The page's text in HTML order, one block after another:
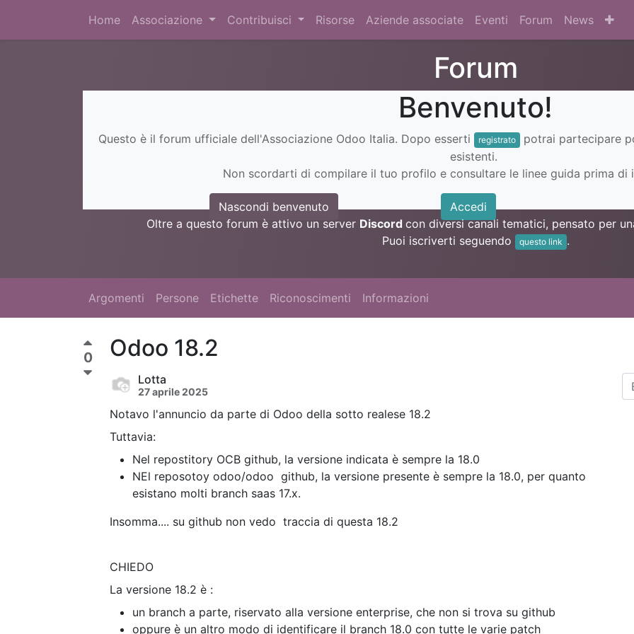
Home Associazione Contribuisci Risorse Aziende associate Eventi Forum News
Forum
Benvenuto!
Questo è il forum ufficiale dell'Associazione Odoo Italia. Dopo esserti registrato
potrai partecipare
esistenti.
Non scordarti di compilare il tuo profilo e consultare le linee guida prima di
Nascondi benvenuto Accedi
Oltre a questo forum è attivo un server Discord con diversi canali tematici, pensato per
Puoi iscriverti seguendo
questo link .
Argomenti Persone Etichette Riconoscimenti Informazioni
0 Odoo 18.2
Lotta
27 aprile 2025
Notavo l'annuncio da parte di Odoo della sotto realese 18.2
Tuttavia:
Nel repostitory OCB github, la versione indicata è sempre la 18.0
NEl reposotoy odoo/odoo github, la versione presente è sempre la 18.0, per quanto
esistano molti branch saas 17.x.
Insomma.... su github non vedo traccia di questa 18.2
CHIEDO
La versione 18.2 è :
un branch a parte, riservato alla versione enterprise, che non si trova su github
oppure è un altro modo di identificare il branch 18.0 con tutte le varie patch